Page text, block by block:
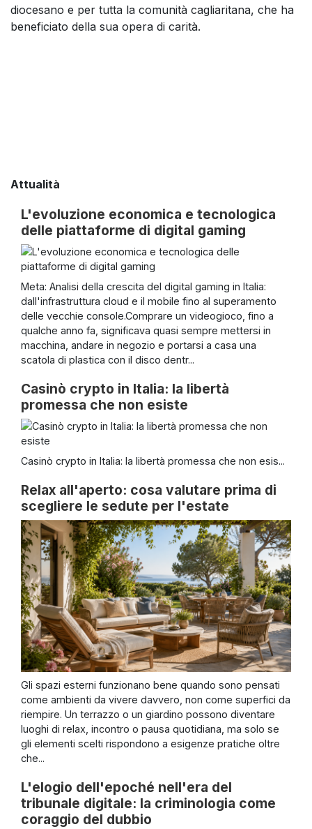
diocesano e per tutta la comunità cagliaritana, che ha
beneficiato della sua opera di carità.
Attualità
L'evoluzione economica e tecnologica
delle piattaforme di digital gaming
Meta: Analisi della crescita del digital gaming in Italia:
dall'infrastruttura cloud e il mobile fino al superamento
delle vecchie console.Comprare un videogioco, fino a
qualche anno fa, significava quasi sempre mettersi in
macchina, andare in negozio e portarsi a casa una
scatola di plastica con il disco dentr...
Casinò crypto in Italia: la libertà
promessa che non esiste
Casinò crypto in Italia: la libertà promessa che non esis...
Relax all'aperto: cosa valutare prima di
scegliere le sedute per l'estate
Gli spazi esterni funzionano bene quando sono pensati
come ambienti da vivere davvero, non come superfici da
riempire. Un terrazzo o un giardino possono diventare
luoghi di relax, incontro o pausa quotidiana, ma solo se
gli elementi scelti rispondono a esigenze pratiche oltre
che...
L'elogio dell'epoché nell'era del
tribunale digitale: la criminologia come
coraggio del dubbio